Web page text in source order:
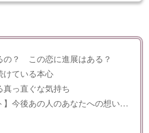
の？ この恋に進展はある？
けている本心
真っ直ぐな気持ち
】今後あの人のあなたへの想い…